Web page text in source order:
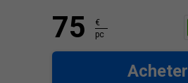
75
€
pc
Acheter